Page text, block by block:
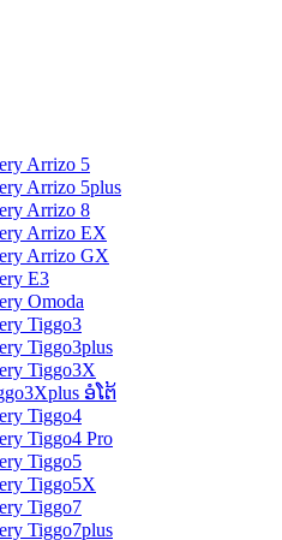
Arrizo 5
Arrizo 5plus
Arrizo 8
Arrizo EX
Arrizo GX
E3
Omoda
Tiggo3
Tiggo3plus
Tiggo3X
ອໍໂຕ້
Tiggo4
Tiggo4 Pro
Tiggo5
Tiggo5X
Tiggo7
Tiggo7plus